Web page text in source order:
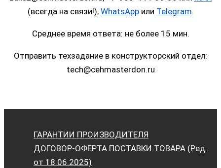
(всегда на связи!), WhatsAppили Telegram.
Среднее время ответа: не более 15 мин.
Отправить техзадание в конструкторский отдел:
tech@cehmasterdon.ru
ГАРАНТИИ ПРОИЗВОДИТЕЛЯ
ДОГОВОР-ОФЕРТА ПОСТАВКИ ТОВАРА (Ред.
от 18.06.2025)